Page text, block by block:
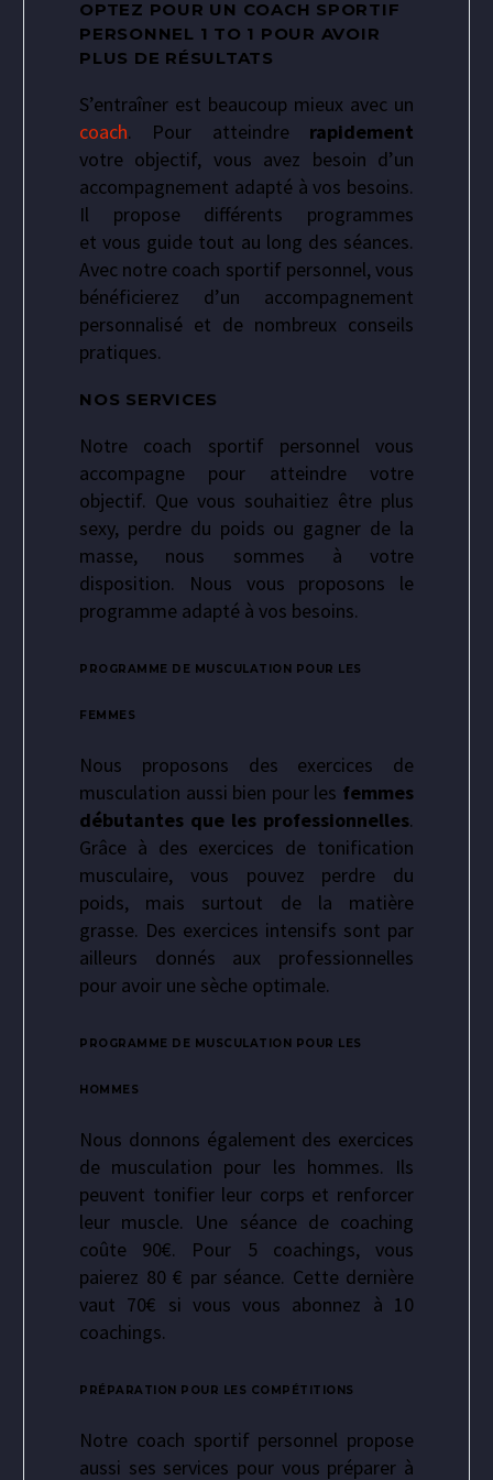
OPTEZ POUR UN COACH SPORTIF
PERSONNEL 1 TO 1 POUR AVOIR
PLUS DE RÉSULTATS
S’entraîner est beaucoup mieux avec un
coach. Pour atteindre rapidement
votre objectif, vous avez besoin d’un
accompagnement adapté à vos besoins.
Il propose différents programmes
et vous guide tout au long des séances.
Avec notre coach sportif personnel, vous
bénéficierez d’un accompagnement
personnalisé et de nombreux conseils
pratiques.
NOS SERVICES
Notre coach sportif personnel vous
accompagne pour atteindre votre
objectif. Que vous souhaitiez être plus
sexy, perdre du poids ou gagner de la
masse, nous sommes à votre
disposition. Nous vous proposons le
programme adapté à vos besoins.
PROGRAMME DE MUSCULATION POUR LES
FEMMES
Nous proposons des exercices de
musculation aussi bien pour les femmes
débutantes que les professionnelles.
Grâce à des exercices de tonification
musculaire, vous pouvez perdre du
poids, mais surtout de la matière
grasse. Des exercices intensifs sont par
ailleurs donnés aux professionnelles
pour avoir une sèche optimale.
PROGRAMME DE MUSCULATION POUR LES
HOMMES
Nous donnons également des exercices
de musculation pour les hommes. Ils
peuvent tonifier leur corps et renforcer
leur muscle. Une séance de coaching
coûte 90€. Pour 5 coachings, vous
paierez 80 € par séance. Cette dernière
vaut 70€ si vous vous abonnez à 10
coachings.
PRÉPARATION POUR LES COMPÉTITIONS
Notre coach sportif personnel propose
aussi ses services pour vous préparer à